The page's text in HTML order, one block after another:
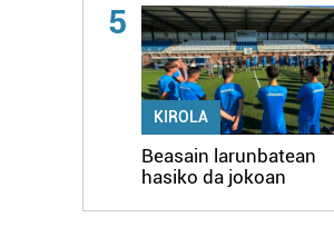
5
KIROLA
Beasain larunbatean
hasiko da jokoan